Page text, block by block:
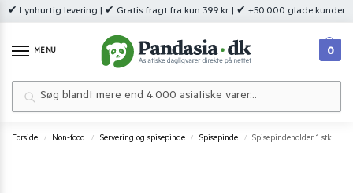
✔ Lynhurtig levering | ✔ Gratis fragt fra kun 399 kr. | ✔ +50.000 glade kunder
MENU 0
Forside / Non-food / Servering og spisepinde / Spisepinde / Spisepindeholder 1 stk. kattemønstre 5 cm.